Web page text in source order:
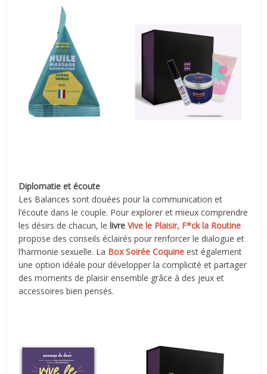
Diplomatie et écoute
Les Balances sont douées pour la communication et
l’écoute dans le couple. Pour explorer et mieux comprendre
les désirs de chacun, lelivreVive le Plaisir, F*ck la Routine
propose des conseils éclairés pour renforcer le dialogue et
l’harmonie sexuelle. La Box Soirée Coquine est également
une option idéale pour développer la complicité et partager
des moments de plaisir ensemble grâce à des jeux et
accessoires bien pensés.